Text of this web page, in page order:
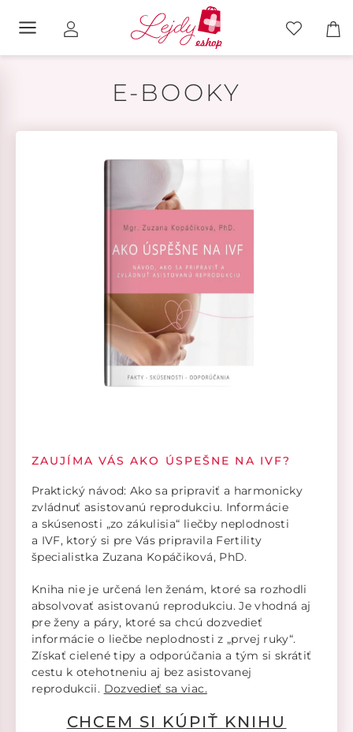
E-BOOKY
ZAUJÍMA VÁS AKO ÚSPEŠNE NA IVF?
Praktický návod: Ako sa pripraviť a harmonicky
zvládnuť asistovanú reprodukciu. Informácie
a skúsenosti „zo zákulisia“ liečby neplodnosti
a IVF, ktorý si pre Vás pripravila Fertility
špecialistka Zuzana Kopáčiková, PhD.
Kniha nie je určená len ženám, ktoré sa rozhodli
absolvovať asistovanú reprodukciu. Je vhodná aj
pre ženy a páry, ktoré sa chcú dozvedieť
informácie o liečbe neplodnosti z „prvej ruky“.
Získať cielené tipy a odporúčania a tým si skrátiť
cestu k otehotneniu aj bez asistovanej
reprodukcii. Dozvedieť sa viac.
CHCEM SI KÚPIŤ KNIHU